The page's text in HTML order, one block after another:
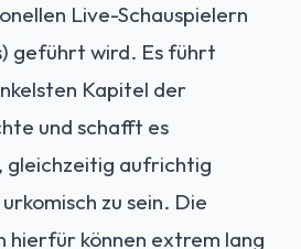
Live-Schauspielern
geführt wird. Es führt
Kapitel der
und schafft es
gleichzeitig aufrichtig
zu sein. Die
hierfür können extrem lang